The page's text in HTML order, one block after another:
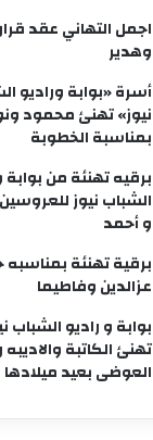
اجمل التهاني عقد
وهدير
أسرة «بوابة وراديو
نيوز» تهنئ محمود
بمناسبة الخطوبة
برقيه تهنئة من بوابة
الشباب نيوز
و أحمد
برقية تهنئة
عزالدين وفاطيما
بوابة و راديو الشباب
تهنئ الكاتبة
العوضى بعيد ميلادها